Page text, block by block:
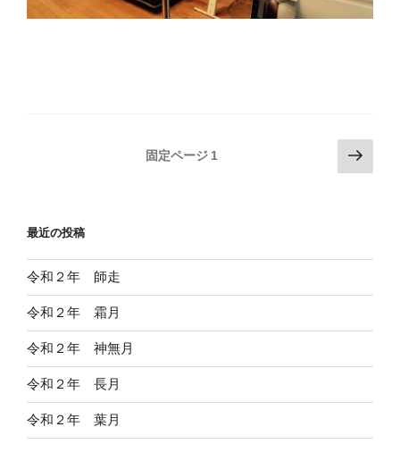
ペ
ジ
送
り
固定ページ 1
次
の
最近の投稿
令和２年 師走
令和２年 霜月
令和２年 神無月
令和２年 長月
令和２年 葉月